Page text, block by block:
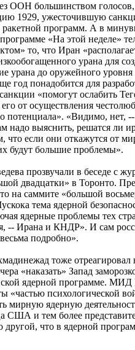
ООН большинством голосов,
1929, ужесточившую
ракетной программ. А в
«На этой неделе»
то, что Иран
урана для
урана до оружейного уровня
год понадобится для
«помогут ослабить
от осуществления
потенциала». «Видимо, нет,
надо выяснить, решатся ли
что если они откажутся от
будут большие проблемы».
прозвучали в беседе с
двадцатки» в Торонто.
на саммите «большой
тема ядерной
ядерные проблемы тех
-- Ирана и КНДР». И сам
подробно».
тоже отреагировал
«наказать» Запад
ядерной программе. МИД
«частью психологической
мирную ядерную
США и тем более
другой, что в ядерной